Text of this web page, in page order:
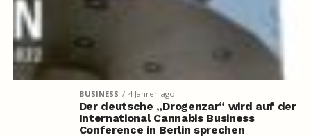
BUSINESS 4 Jahren ago
Der deutsche „Drogenzar“ wird auf der
International Cannabis Business
Conference in Berlin sprechen